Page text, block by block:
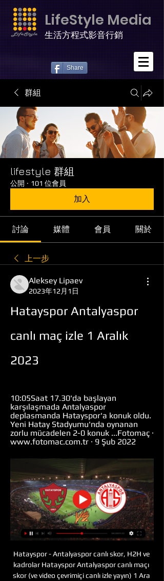
LifeStyle Media
生活方程式影音行銷
Share
群組
lifestyle 群組
公開 · 101 位會員
加入
討論 媒體 會員 關於
上一步
Aleksey Lipaev
2023年12月1日
Hatayspor Antalyaspor
canlı maç izle 1 Aralık
2023
10:05Saat 17.30'da başlayan
karşılaşmada Antalyaspor
deplasmanda Hatayspor'a konuk oldu.
Yeni Hatay Stadyumu'nda oynanan
zorlu mücadelen 2-0 konuk ...Fotomaç ·
www.fotomac.com.tr · 9 Şub 2022
Hatayspor - Antalyaspor canlı skor, H2H ve
kadrolar Hatayspor Antalyaspor canlı maçı
skor (ve video çevrimiçi canlı izle yayın) 1 Ara